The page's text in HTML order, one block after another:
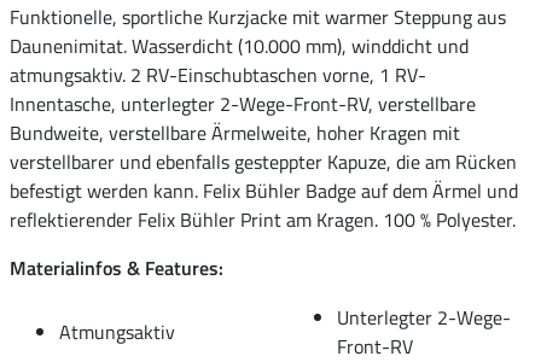
Funktionelle, sportliche Kurzjacke mit warmer Steppung aus
Daunenimitat. Wasserdicht (10.000 mm), winddicht und
atmungsaktiv. 2 RV-Einschubtaschen vorne, 1 RV-
Innentasche, unterlegter 2-Wege-Front-RV, verstellbare
Bundweite, verstellbare Ärmelweite, hoher Kragen mit
verstellbarer und ebenfalls gesteppter Kapuze, die am Rücken
befestigt werden kann. Felix Bühler Badge auf dem Ärmel und
reflektierender Felix Bühler Print am Kragen. 100 % Polyester.
Materialinfos & Features:
Atmungsaktiv
Unterlegter 2-Wege-
Front-RV